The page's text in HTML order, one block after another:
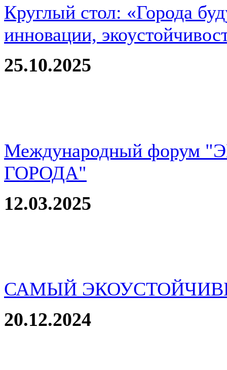
Круглый стол: «Города
инновации,
25.10.2025
Международный
ГОРОДА"
12.03.2025
САМЫЙ
20.12.2024